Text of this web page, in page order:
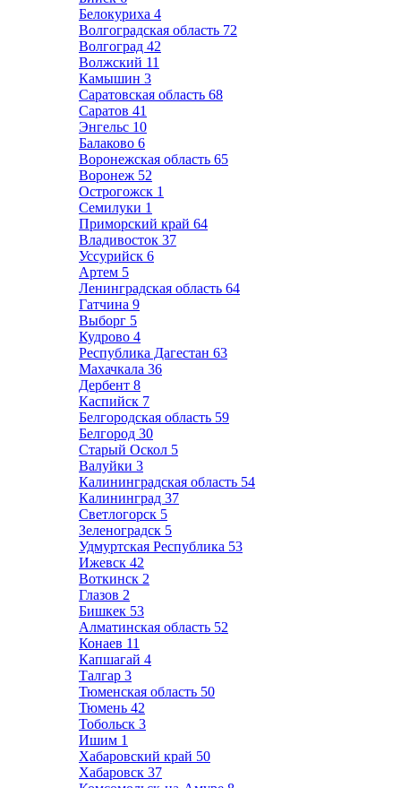
Белокуриха 4
Волгоградская область 72
Волгоград 42
Волжский 11
Камышин 3
Саратовская область 68
Саратов 41
Энгельс 10
Балаково 6
Воронежская область 65
Воронеж 52
Острогожск 1
Семилуки 1
Приморский край 64
Владивосток 37
Уссурийск 6
Артем 5
Ленинградская область 64
Гатчина 9
Выборг 5
Кудрово 4
Республика Дагестан 63
Махачкала 36
Дербент 8
Каспийск 7
Белгородская область 59
Белгород 30
Старый Оскол 5
Валуйки 3
Калининградская область 54
Калининград 37
Светлогорск 5
Зеленоградск 5
Удмуртская Республика 53
Ижевск 42
Воткинск 2
Глазов 2
Бишкек 53
Алматинская область 52
Конаев 11
Капшагай 4
Талгар 3
Тюменская область 50
Тюмень 42
Тобольск 3
Ишим 1
Хабаровский край 50
Хабаровск 37